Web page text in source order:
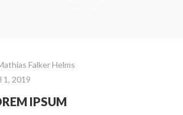
Falker Helms
1, 2019
IPSUM